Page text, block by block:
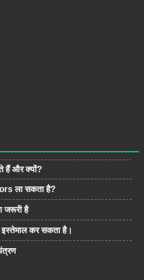
हैं और क्यों?
ला सकता है?
जरूरी है
इस्तेमाल कर सकता है।